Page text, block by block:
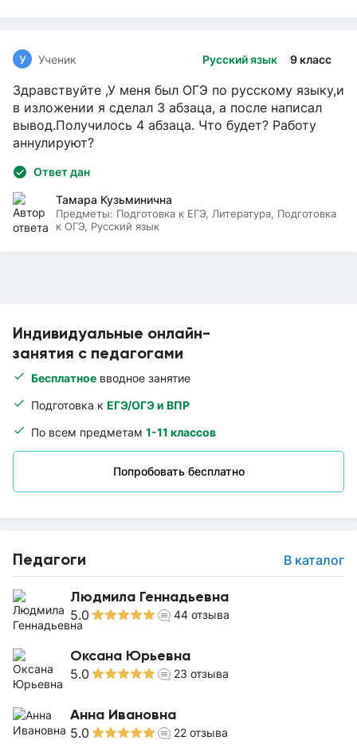
Индивидуальные онлайн-
занятия с педагогами
Бесплатное вводное занятие
Подготовка к ЕГЭ/ОГЭ и ВПР
По всем предметам 1-11 классов
Попробовать бесплатно
Педагоги В каталог
Людмила Геннадьевна
5.0 44 отзыва
Оксана Юрьевна
5.0 23 отзыва
Анна Ивановна
5.0 22 отзыва
Русский язык 9 класс
У Ученик
Здравствуйте ,У меня был ОГЭ по русскому языку,и
в изложении я сделал 3 абзаца, а после написал
вывод.Получилось 4 абзаца. Что будет? Работу
аннулируют?
Ответ дан
Тамара Кузьминична
Предметы: Подготовка к ЕГЭ, Литература, Подготовка
к ОГЭ, Русский язык